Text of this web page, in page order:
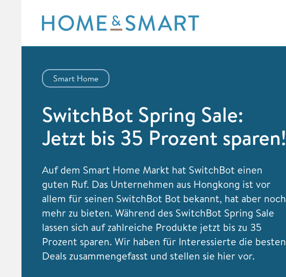
content
Smart Home
SwitchBot Spring Sale:
Jetzt bis 35 Prozent sparen!
Auf dem Smart Home Markt hat SwitchBot einen
guten Ruf. Das Unternehmen aus Hongkong ist vor
allem für seinen SwitchBot Bot bekannt, hat aber noch
mehr zu bieten. Während des SwitchBot Spring Sale
lassen sich auf zahlreiche Produkte jetzt bis zu 35
Prozent sparen. Wir haben für Interessierte die besten
Deals zusammengefasst und stellen sie hier vor.